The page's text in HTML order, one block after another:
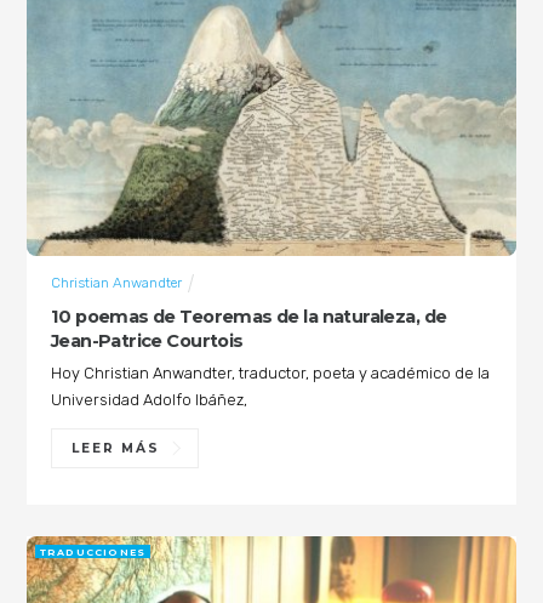
10 poemas de Teoremas de la naturaleza, de
Jean-Patrice Courtois
Christian Anwandter
Hoy Christian Anwandter, traductor, poeta y académico de la
Universidad Adolfo Ibáñez,
LEER MÁS
TRADUCCIONES